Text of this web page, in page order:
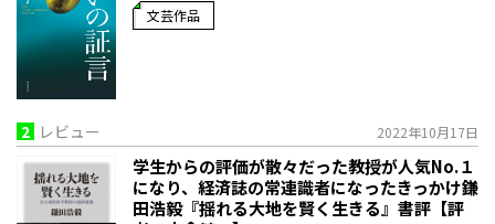
文芸作品
2 レビュー 2022年10月17日
学生からの評価が散々だった教授が人気No.１
になり、経済誌の常連識者になったきっかけ――鎌
田浩毅『揺れる大地を賢く生きる』書評【評